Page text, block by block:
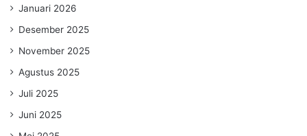
Januari 2026
Desember 2025
November 2025
Agustus 2025
Juli 2025
Juni 2025